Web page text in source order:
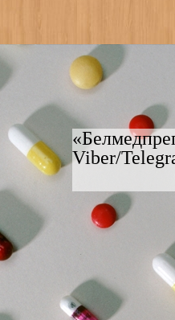
Viber/